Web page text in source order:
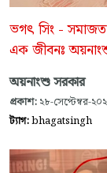
ভগৎ সিং -
এক জীবনঃ
অয়নাংশু সরকার
প্রকাশ: ২৮-সেপ্টেম্বর-
ট্যাগ:bhagatsingh